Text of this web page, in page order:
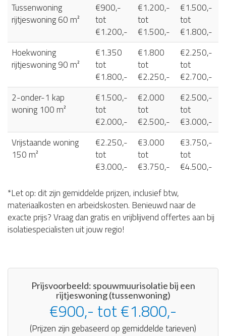
Tussenwoning
rijtjeswoning 60 m²
€900,-
tot
€1.200,-
€1.200,-
tot
€1.500,-
€1.500,-
tot
€1.800,-
Hoekwoning
rijtjeswoning 90 m²
€1.350
tot
€1.800,-
€1.800
tot
€2.250,-
€2.250,-
tot
€2.700,-
2-onder-1 kap
woning 100 m²
€1.500,-
tot
€2.000,-
€2.000
tot
€2.500,-
€2.500,-
tot
€3.000,-
Vrijstaande woning
150 m²
€2.250,-
tot
€3.000,-
€3.000
tot
€3.750,-
€3.750,-
tot
€4.500,-
*Let op: dit zijn gemiddelde prijzen, inclusief btw,
materiaalkosten en arbeidskosten. Benieuwd naar de
exacte prijs? Vraag dan gratis en vrijblijvend offertes aan bij
isolatiespecialisten uit jouw regio!
Prijsvoorbeeld: spouwmuurisolatie bij een
rijtjeswoning (tussenwoning)
€900,- tot €1.800,-
(Prijzen zijn gebaseerd op gemiddelde tarieven)